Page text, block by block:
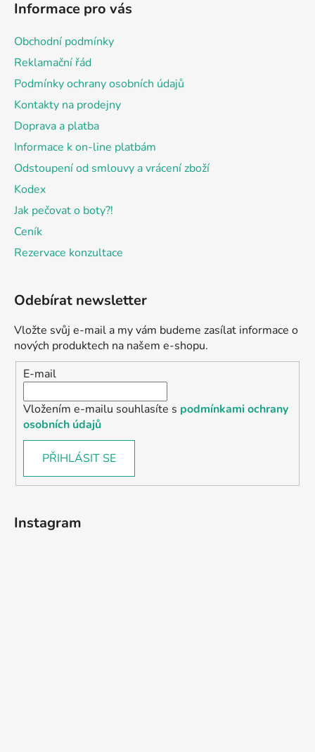
Informace pro vás
Obchodní podmínky
Reklamační řád
Podmínky ochrany osobních údajů
Kontakty na prodejny
Doprava a platba
Informace k on-line platbám
Odstoupení od smlouvy a vrácení zboží
Kodex
Jak pečovat o boty?!
Ceník
Rezervace konzultace
Odebírat newsletter
Vložte svůj e-mail a my vám budeme zasílat informace o
nových produktech na našem e-shopu.
E-mail
Vložením e-mailu souhlasíte s podmínkami ochrany
osobních údajů
PŘIHLÁSIT SE
Instagram